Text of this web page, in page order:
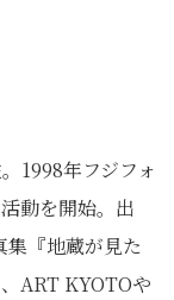
1998年フジフォ
動を開始。出
集『地蔵が見た
ART KYOTOや